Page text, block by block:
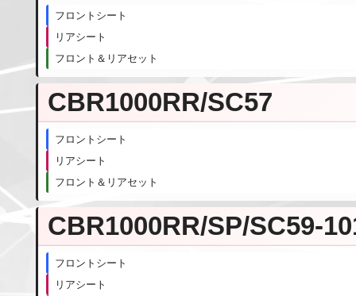
フロントシート
リアシート
フロント＆リアセット
CBR1000RR/SC57
フロントシート
リアシート
フロント＆リアセット
CBR1000RR/SP/SC59-
フロントシート
リアシート